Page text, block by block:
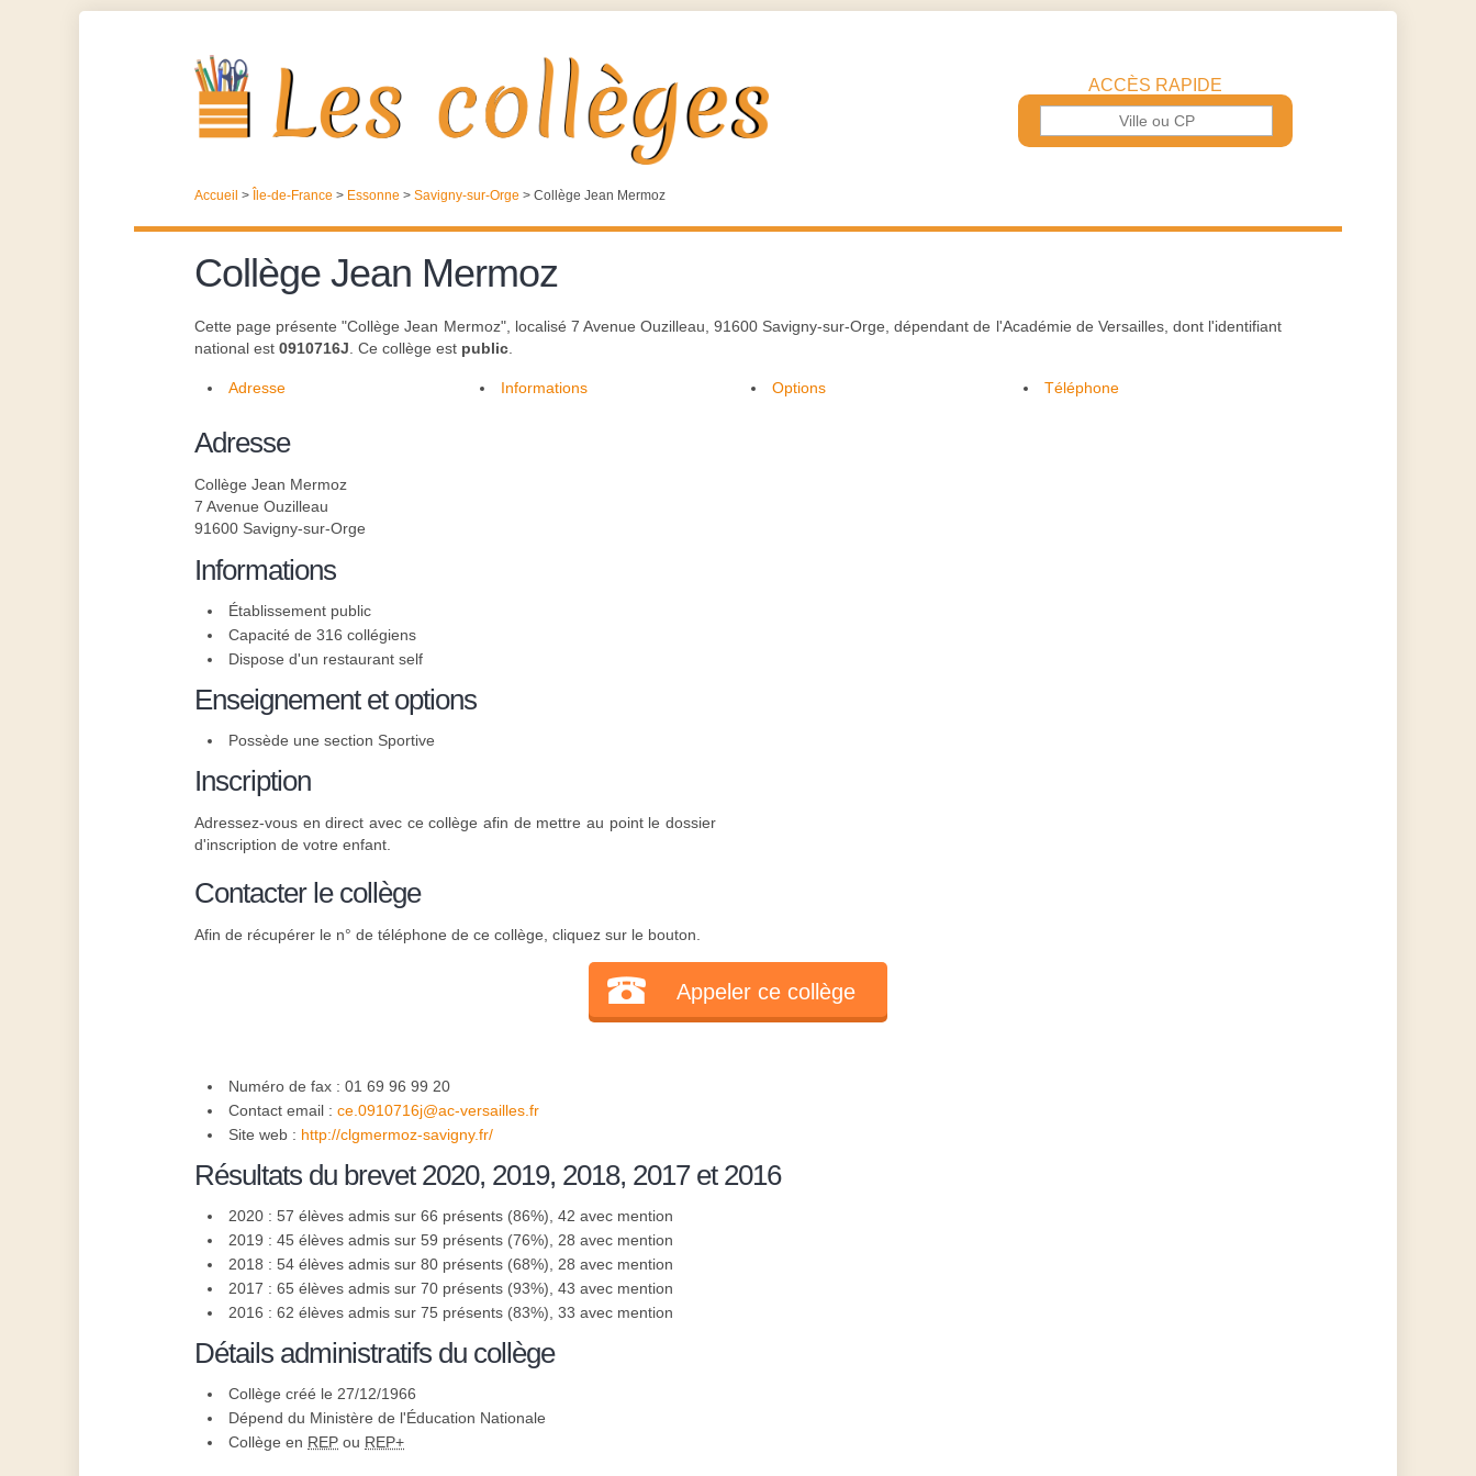
ACCÈS RAPIDE
Accueil > Île-de-France > Essonne > Savigny-sur-Orge > Collège Jean Mermoz
Collège Jean Mermoz
Cette page présente "Collège Jean Mermoz", localisé 7 Avenue Ouzilleau, 91600 Savigny-sur-Orge, dépendant de l'Académie de Versailles, dont l'identifiant
national est 0910716J . Ce collège est public
Adresse Informations Options Téléphone
Adresse
Collège Jean Mermoz
7 Avenue Ouzilleau
91600 Savigny-sur-Orge
Informations
Établissement public
Capacité de 316 collégiens
Dispose d'un restaurant self
Enseignement et options
Possède une section Sportive
Inscription
Adressez-vous en direct avec ce collège afin de mettre au point le dossier
d'inscription de votre enfant.
Contacter le collège
Afin de récupérer le n° de téléphone de ce collège, cliquez sur le bouton.
Appeler ce collège
Numéro de fax : 01 69 96 99 20
Contact email : ce.0910716j@ac-versailles.fr
Site web : http://clgmermoz-savigny.fr/
Résultats du brevet 2020, 2019, 2018, 2017 et 2016
2020 : 57 élèves admis sur 66 présents (86%), 42 avec mention
2019 : 45 élèves admis sur 59 présents (76%), 28 avec mention
2018 : 54 élèves admis sur 80 présents (68%), 28 avec mention
2017 : 65 élèves admis sur 70 présents (93%), 43 avec mention
2016 : 62 élèves admis sur 75 présents (83%), 33 avec mention
Détails administratifs du collège
Collège créé le 27/12/1966
Dépend du Ministère de l'Éducation Nationale
Collège en REP ou REP+